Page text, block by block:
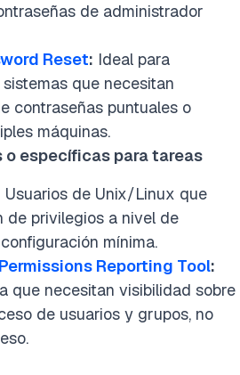
de administrador
Reset: Ideal para
que necesitan
contraseñas puntuales o
máquinas.
o específicas para tareas
Usuarios de Unix/Linux que
de privilegios a nivel de
mínima.
Reporting Tool:
que necesitan visibilidad sobre
de usuarios y grupos, no